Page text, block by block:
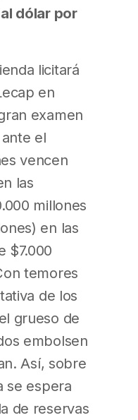
dólar por
licitará
en
examen
el
vencen
las
millones
en las
$7.000
temores
de los
grueso de
embolsen
Así, sobre
se espera
de reservas